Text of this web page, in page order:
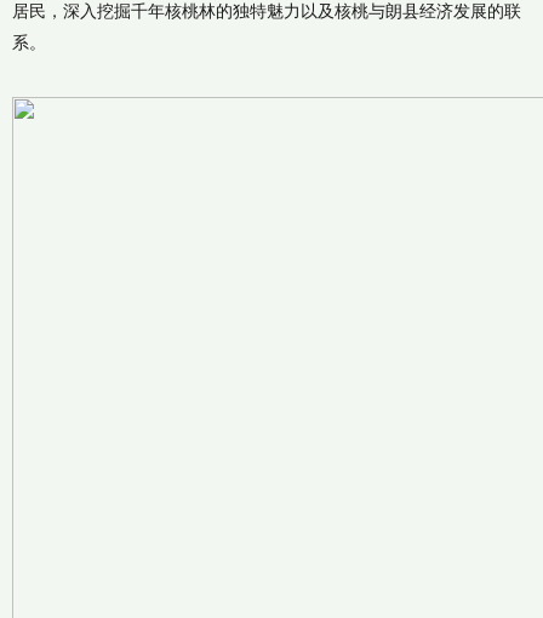
居民，深入挖掘千年核桃林的独特魅力以及核桃与朗县经济发展的联
系。